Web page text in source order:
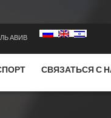
АВИВ
СВЯЗАТЬСЯ С